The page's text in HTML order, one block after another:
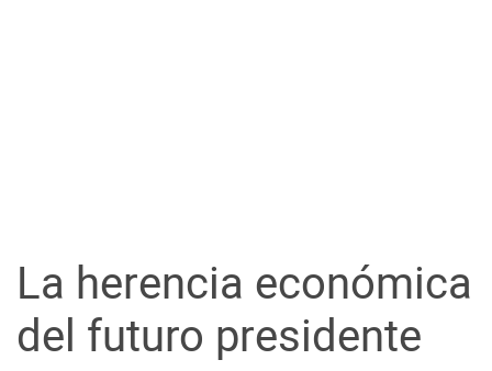
Sociedad
La herencia económica
del futuro presidente